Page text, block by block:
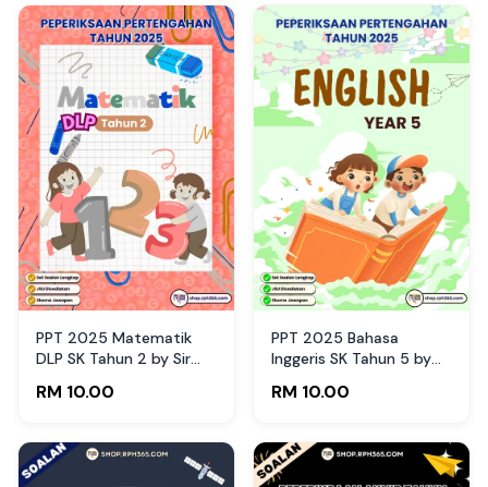
PPT 2025 Matematik
DLP SK Tahun 2 by Sir
RM 10.00
PPT 2025 Bahasa
Inggeris SK Tahun 5 by
RM 10.00